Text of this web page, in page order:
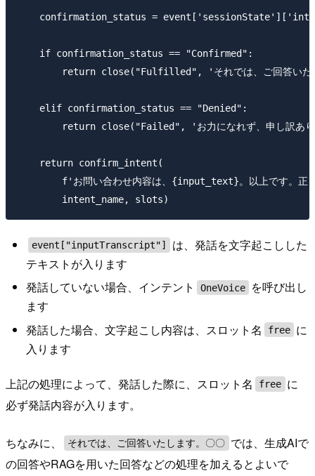
confirmation_status =
    if confirmation_status == "Confirmed":
return close("Fulfilled", 'それでは、ご回答い
    elif confirmation_status == "Denied":
return close("Failed", 'お力になれず、申し訳あ
    return confirm_intent(
f'お問い合わせ内容は、{input_text}。以上です。正
event["inputTranscript"]
は、発話を文字起こしした
テキストが入ります
発話していない場合、インテント
OneVoice
を呼び出し
ます
発話した場合、文字起こし内容は、スロット名
free に
入ります
上記の処理によって、発話した際に、スロット名 free に
必ず発話内容が入ります。
ちなみに、 それでは、ご回答いたします。〇〇 では、生成AIで
の回答やRAGを用いた回答などの処理を加えるとよいで